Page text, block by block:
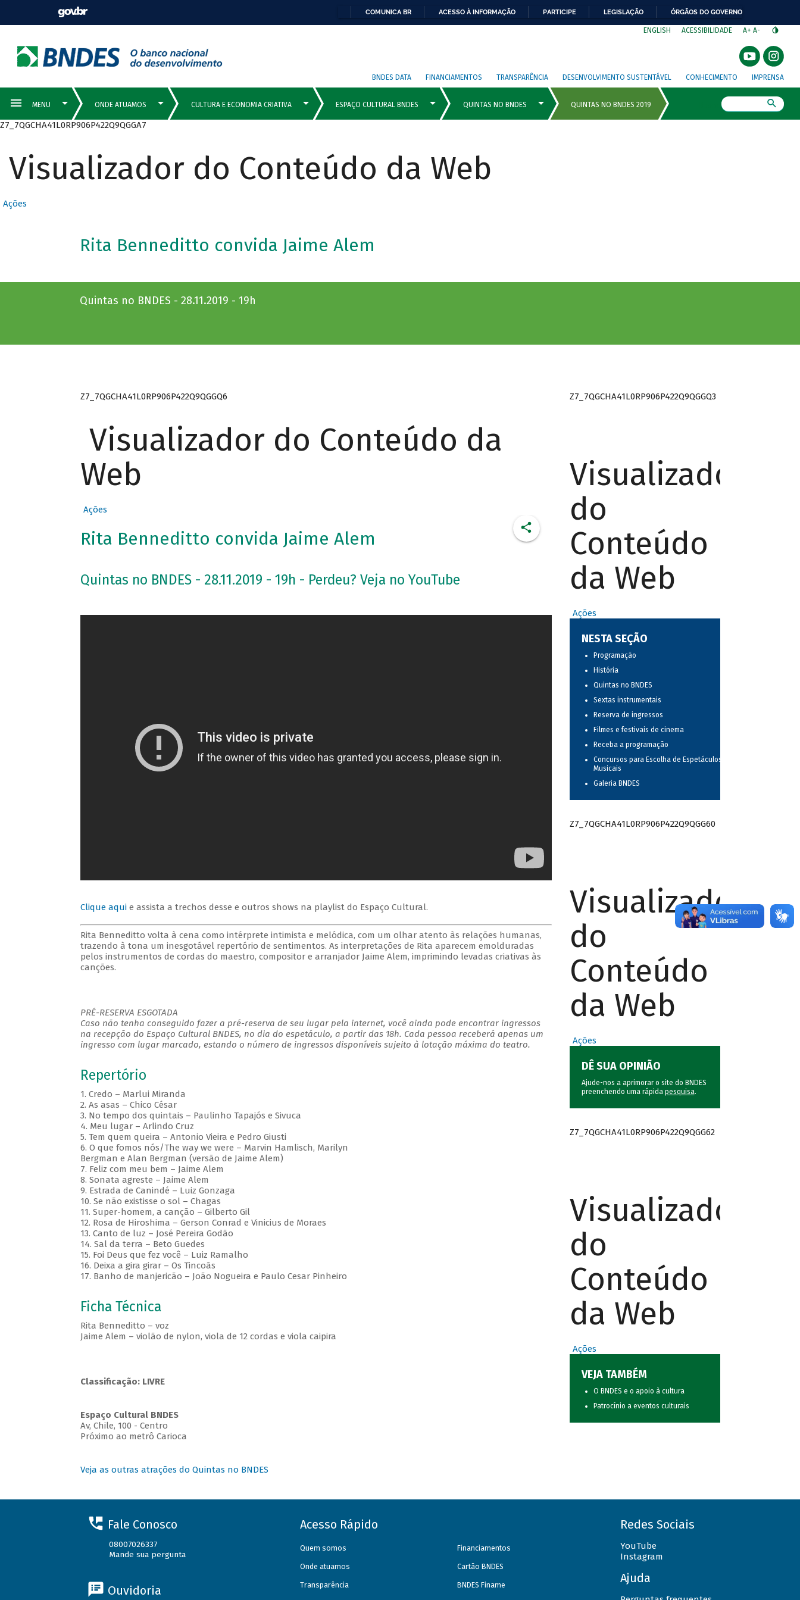
COMUNICA BR ACESSO À INFORMAÇÃO PARTICIPE LEGISLAÇÃO ÓRGÃOS DO GOVERNO
ENGLISH ACESSIBILIDADE A+ A-
BNDES DATA FINANCIAMENTOS TRANSPARÊNCIA DESENVOLVIMENTO SUSTENTÁVEL CONHECIMENTO IMPRENSA
Z7_7QGCHA41L0RP906P422Q9QGGA7
Visualizador do Conteúdo da Web
Ações
Rita Benneditto convida Jaime Alem
Quintas no BNDES - 28.11.2019 - 19h
Z7_7QGCHA41L0RP906P422Q9QGGQ6
Visualizador do Conteúdo da
Web
Ações
Rita Benneditto convida Jaime Alem
Quintas no BNDES - 28.11.2019 - 19h - Perdeu? Veja no YouTube
Clique aquie assista a trechos desse e outros shows na playlist do Espaço Cultural.
Rita Benneditto volta à cena como intérprete intimista e melódica, com um olhar atento às relações humanas,
trazendo à tona um inesgotável repertório de sentimentos. As interpretações de Rita aparecem emolduradas
pelos instrumentos de cordas do maestro, compositor e arranjador Jaime Alem, imprimindo levadas criativas às
canções.
PRÉ-RESERVA ESGOTADA
Caso não tenha conseguido fazer a pré-reserva de seu lugar pela internet, você ainda pode encontrar ingressos
na recepção do Espaço Cultural BNDES, no dia do espetáculo, a partir das 18h. Cada pessoa receberá apenas um
ingresso com lugar marcado, estando o número de ingressos disponíveis sujeito à lotação máxima do teatro.
Repertório
1. Credo – Marlui Miranda
2. As asas – Chico César
3. No tempo dos quintais – Paulinho Tapajós e Sivuca
4. Meu lugar – Arlindo Cruz
5. Tem quem queira – Antonio Vieira e Pedro Giusti
6. O que fomos nós/The way we were – Marvin Hamlisch, Marilyn
Bergman e Alan Bergman (versão de Jaime Alem)
7. Feliz com meu bem – Jaime Alem
8. Sonata agreste – Jaime Alem
9. Estrada de Canindé – Luiz Gonzaga
10. Se não existisse o sol – Chagas
11. Super-homem, a canção – Gilberto Gil
12. Rosa de Hiroshima – Gerson Conrad e Vinicius de Moraes
13. Canto de luz – José Pereira Godão
14. Sal da terra – Beto Guedes
15. Foi Deus que fez você – Luiz Ramalho
16. Deixa a gira girar – Os Tincoãs
17. Banho de manjericão – João Nogueira e Paulo Cesar Pinheiro
Ficha Técnica
Rita Benneditto – voz
Jaime Alem – violão de nylon, viola de 12 cordas e viola caipira
Classificação: LIVRE
Espaço Cultural BNDES
Av, Chile, 100 - Centro
Próximo ao metrô Carioca
Veja as outras atrações do Quintas no BNDES
Z7_7QGCHA41L0RP906P422Q9QGGQ3
Visualizador
do
Conteúdo
da Web
Ações
NESTA SEÇÃO
Programação
História
Quintas no BNDES
Sextas instrumentais
Reserva de ingressos
Filmes e festivais de cinema
Receba a programação
Concursos para Escolha de Espetáculos
Musicais
Galeria BNDES
Z7_7QGCHA41L0RP906P422Q9QGG60
Visualizador
do
Conteúdo
da Web
Ações
DÊ SUA OPINIÃO
Ajude-nos a aprimorar o site do BNDES
preenchendo uma rápida pesquisa.
Z7_7QGCHA41L0RP906P422Q9QGG62
Visualizador
do
Conteúdo
da Web
Ações
VEJA TAMBÉM
O BNDES e o apoio à cultura
Patrocínio a eventos culturais
Fale Conosco
08007026337
Mande sua pergunta
Ouvidoria
Acesso Rápido
Quem somos
Onde atuamos
Transparência
Financiamentos
Cartão BNDES
BNDES Finame
Redes Sociais
YouTube
Instagram
Ajuda